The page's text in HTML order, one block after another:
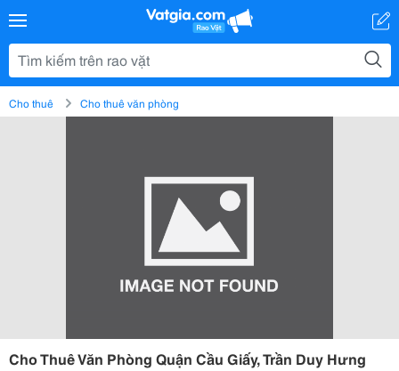
Cho thuê Cho thuê văn phòng
Cho Thuê Văn Phòng Quận Cầu Giấy, Trần Duy Hưng